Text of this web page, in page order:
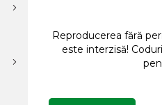
Reproducerea fără
este interzisă!